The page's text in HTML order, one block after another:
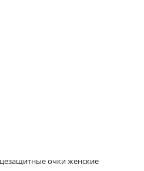
очки женские